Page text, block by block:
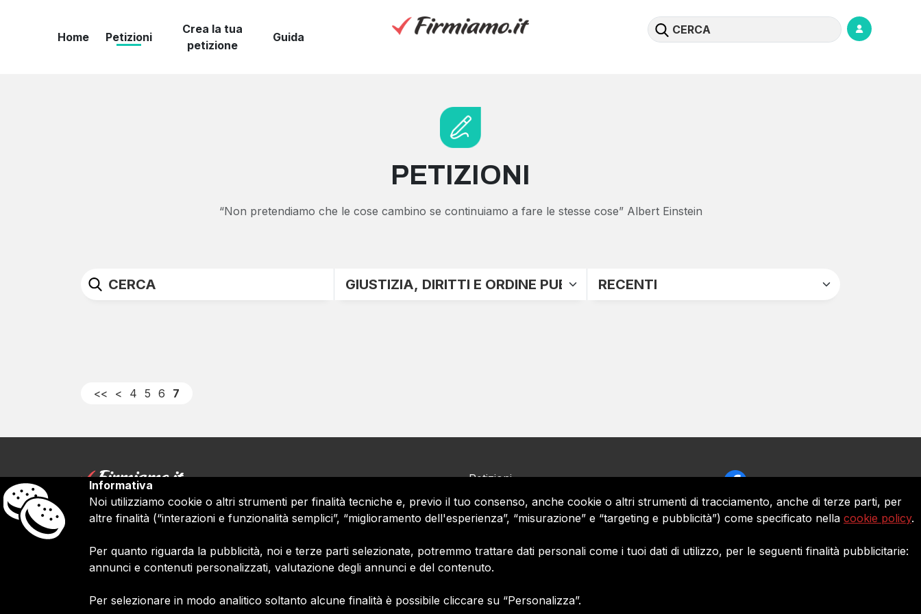
Home Petizioni
Crea la tua
petizione
Guida
PETIZIONI
“Non pretendiamo che le cose cambino se continuiamo a fare le stesse cose” Albert Einstein
<< < 4 5 6 7
Firmiamo.it Èun marchio commerciale di Media Asset spa copyright
2010 - 2026
Azienda certificata ISO 27001 numero: SNR 11572700/89/I
Azienda certificata ISO 9001 numero: SNR 59022611/89/Q
Petizioni
Contatti
Policy privacy
Termini e Condizioni
Cookie policy
merceologiche marketing
Informativa
Noi utilizziamo cookie o altri strumenti per finalità tecniche e, previo il tuo consenso, anche cookie o altri strumenti di tracciamento, anche di terze parti, per
altre finalità (“interazioni e funzionalità semplici”, “miglioramento dell'esperienza”, “misurazione” e “targeting e pubblicità”) come specificato nella cookie policy.
Per quanto riguarda la pubblicità, noi e terze parti selezionate, potremmo trattare dati personali come i tuoi dati di utilizzo, per le seguenti finalità pubblicitarie:
annunci e contenuti personalizzati, valutazione degli annunci e del contenuto.
Per selezionare in modo analitico soltanto alcune finalità è possibile cliccare su “Personalizza”.